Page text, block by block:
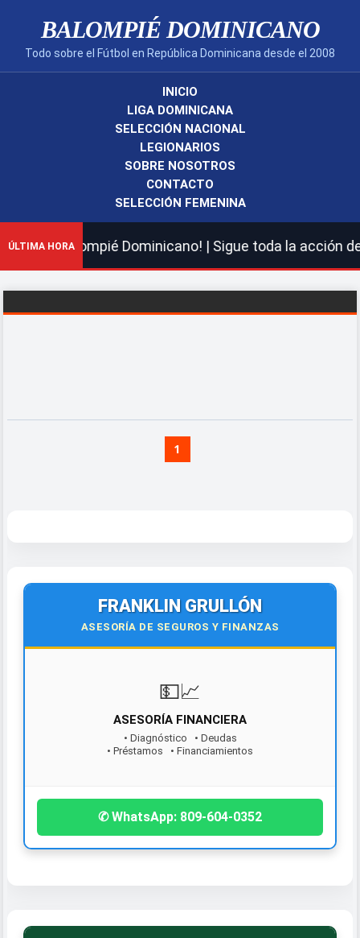
BALOMPIÉ DOMINICANO
Todo sobre el Fútbol en República Dominicana desde el 2008
INICIO
LIGA DOMINICANA
SELECCIÓN NACIONAL
LEGIONARIOS
SOBRE NOSOTROS
CONTACTO
SELECCIÓN FEMENINA
ÚLTIMA HORABalompié Dominicano! | Sigue toda la acción de
1
FRANKLIN GRULLÓN
ASESORÍA DE SEGUROS Y FINANZAS
💵📈
ASESORÍA FINANCIERA
• Diagnóstico • Deudas
• Préstamos • Financiamientos
¡Contáctanos hoy!
✆ WhatsApp: 809-604-0352